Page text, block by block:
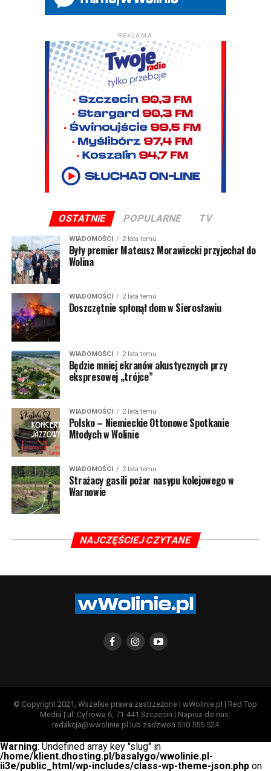
REKLAMA
OSTATNIE POPULARNE TV
WIADOMOŚCI 2 lata temu
Były premier Mateusz Morawiecki przyjechał do
Wolina
WIADOMOŚCI 2 lata temu
Doszczętnie spłonął dom w Sierosławiu
WIADOMOŚCI 2 lata temu
Będzie mniej ekranów akustycznych przy
ekspresowej „trójce”
WIADOMOŚCI 2 lata temu
Polsko – Niemieckie Ottonowe Spotkanie
Młodych w Wolinie
WIADOMOŚCI 2 lata temu
Strażacy gasili pożar nasypu kolejowego w
Warnowie
NAJCZĘŚCIEJ CZYTANE
© Copyright 2021, Wszelkie prawa zastrzeżone | wWolinie.pl | Red Top
Media | ul. Cyfrowa 6, 71-441 Szczecin | Napisz do nas:
redakcja@wwolinie.pl lub zadzwoń 510 555 524
Warning: Undefined array key "slug" in
/home/klient.dhosting.pl/basalygo/wwolinie.pl-
ii3e/public_html/wp-includes/class-wp-theme-json.php on